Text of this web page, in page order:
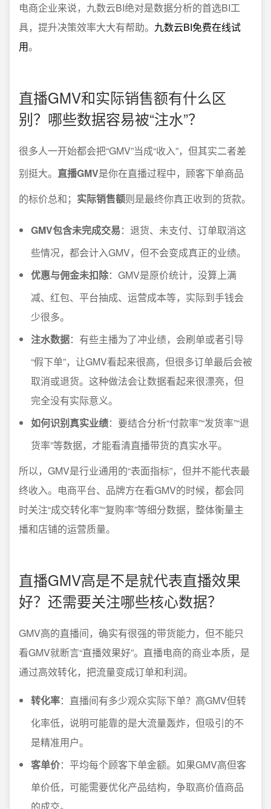
电商企业来说，九数云BI绝对是数据分析的首选BI工
具，提升决策效率大大有帮助。 九数云BI免费在线试
用。
直播GMV和实际销售额有什么区
别？哪些数据容易被“注水”？
很多人一开始都会把“GMV”当成“收入”，但其实二者差
别挺大。 直播GMV是你在直播过程中，顾客下单商品
的标价总和； 实际销售额则是最终你真正收到的货款。
GMV包含未完成交易：退货、未支付、订单取消这
些情况，都会计入GMV，但不会变成真正的业绩。
优惠与佣金未扣除：GMV是原价统计，没算上满
减、红包、平台抽成、运营成本等，实际到手钱会
少很多。
注水数据：有些主播为了冲业绩，会刷单或者引导
“假下单”，让GMV看起来很高，但很多订单最后会被
取消或退货。这种做法会让数据看起来很漂亮，但
完全没有实际意义。
如何识别真实业绩：要结合分析“付款率”“发货率”“退
货率”等数据，才能看清直播带货的真实水平。
所以，GMV是行业通用的“表面指标”，但并不能代表最
终收入。电商平台、品牌方在看GMV的时候，都会同
时关注“成交转化率”“复购率”等细分数据，整体衡量主
播和店铺的运营质量。
直播GMV高是不是就代表直播效果
好？还需要关注哪些核心数据？
GMV高的直播间，确实有很强的带货能力，但不能只
看GMV就断言“直播效果好”。直播电商的商业本质，是
通过高效转化，把流量变成订单和利润。
转化率：直播间有多少观众实际下单？高GMV但转
化率低，说明可能靠的是大流量轰炸，但吸引的不
是精准用户。
客单价：平均每个顾客下单金额。如果GMV高但客
单价低，可能需要优化产品结构，争取高价值商品